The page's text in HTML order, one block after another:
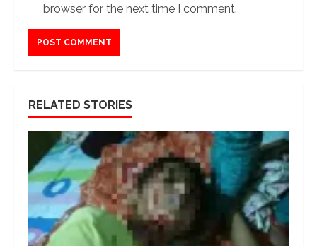
browser for the next time I comment.
RELATED STORIES